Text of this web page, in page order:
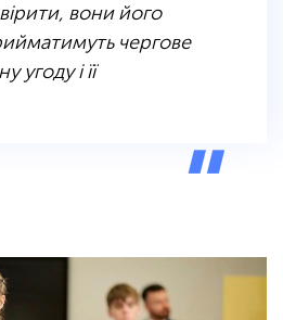
вони його
чергове
і її